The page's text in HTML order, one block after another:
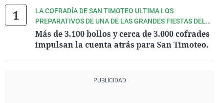
LA COFRADÍA DE SAN TIMOTEO ULTIMA LOS
PREPARATIVOS DE UNA DE LAS GRANDES FIESTAS DEL
VERANO ASTURIANO.
Más de 3.100 bollos y cerca de 3.000 cofrades
impulsan la cuenta atrás para San Timoteo.